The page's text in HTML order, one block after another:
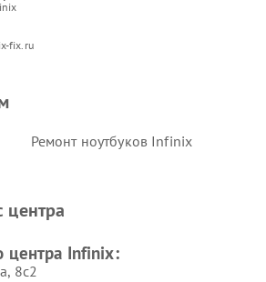
fix.ru
Ремонт ноутбуков Infinix
центра
центра Infinix:
8с2